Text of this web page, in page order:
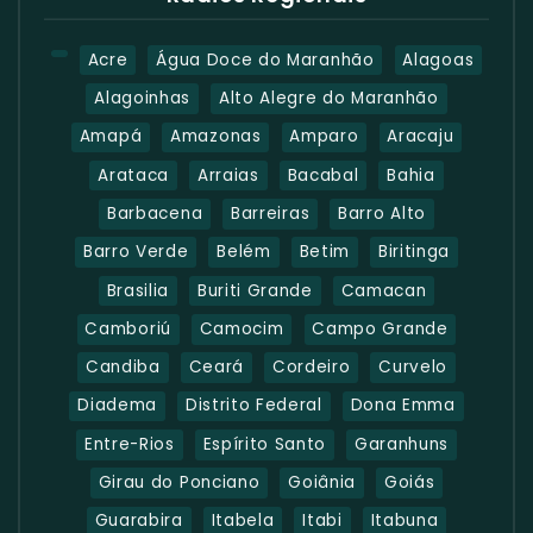
Acre Água Doce do Maranhão
Alagoas
Alagoinhas
Alto Alegre do Maranhão
Amapá
Amazonas Amparo
Aracaju
Arataca
Arraias Bacabal
Bahia
Barbacena
Barreiras
Barro Alto
Barro Verde
Belém Betim
Biritinga
Brasilia
Buriti Grande
Camacan
Camboriú
Camocim
Campo Grande
Candiba
Ceará Cordeiro
Curvelo
Diadema
Distrito Federal
Dona Emma
Entre-Rios
Espírito Santo
Garanhuns
Girau do Ponciano
Goiânia
Goiás
Guarabira
Itabela Itabi Itabuna